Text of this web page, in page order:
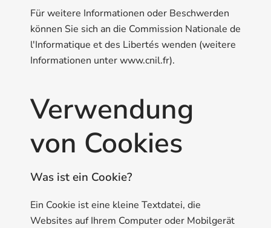
Für weitere Informationen oder Beschwerden
können Sie sich an die Commission Nationale de
l'Informatique et des Libertés wenden (weitere
Informationen unter www.cnil.fr).
Verwendung
von Cookies
Was ist ein Cookie?
Ein Cookie ist eine kleine Textdatei, die
Websites auf Ihrem Computer oder Mobilgerät